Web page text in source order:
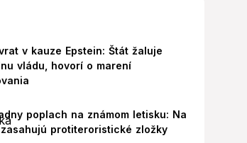
v kauze Epstein: Štát žaluje
vládu, hovorí o marení
poplach na známom letisku: Na
protiteroristické zložky